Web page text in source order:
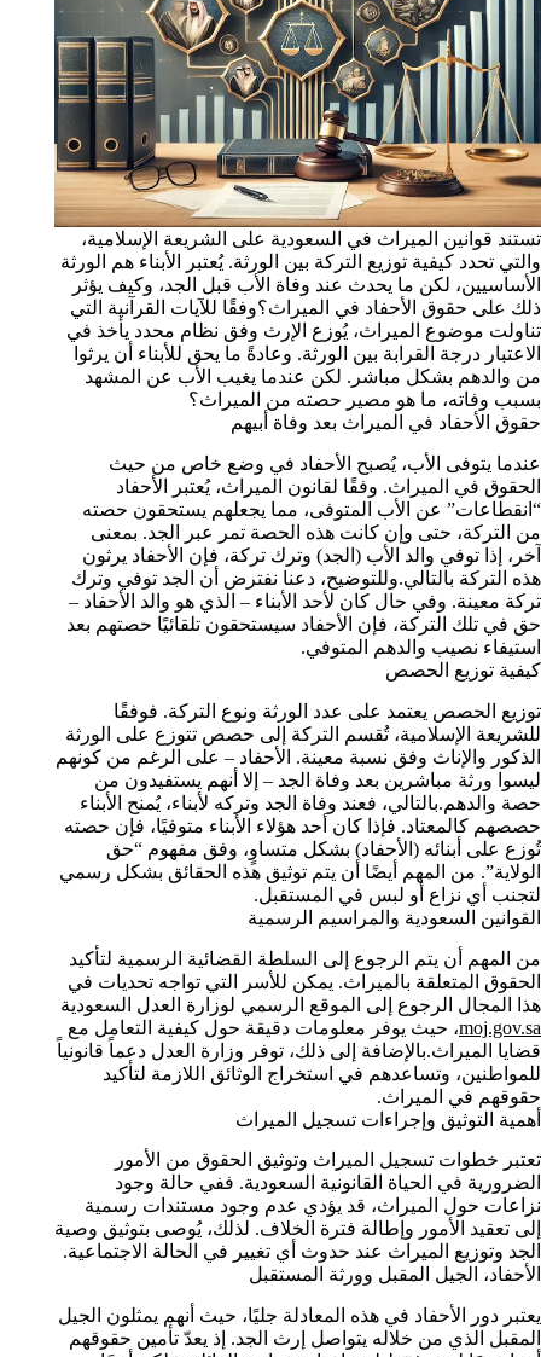
تستند قوانين الميراث في السعودية على الشريعة الإسلامية،
والتي تحدد كيفية توزيع التركة بين الورثة. يُعتبر الأبناء هم الورثة
الأساسيين، لكن ما يحدث عند وفاة الأب قبل الجد، وكيف يؤثر
ذلك على حقوق الأحفاد في الميراث؟وفقًا للآيات القرآنية التي
تناولت موضوع الميراث، يُوزع الإرث وفق نظام محدد يأخذ في
الاعتبار درجة القرابة بين الورثة. وعادةً ما يحق للأبناء أن يرثوا
من والدهم بشكل مباشر. لكن عندما يغيب الأب عن المشهد
بسبب وفاته، ما هو مصير حصته من الميراث؟
حقوق الأحفاد في الميراث بعد وفاة أبيهم
عندما يتوفى الأب، يُصبح الأحفاد في وضع خاص من حيث
الحقوق في الميراث. وفقًا لقانون الميراث، يُعتبر الأحفاد
“انقطاعات” عن الأب المتوفى، مما يجعلهم يستحقون حصته
من التركة، حتى وإن كانت هذه الحصة تمر عبر الجد. بمعنى
آخر، إذا توفي والد الأب (الجد) وترك تركة، فإن الأحفاد يرثون
هذه التركة بالتالي.وللتوضيح، دعنا نفترض أن الجد توفي وترك
تركة معينة. وفي حال كان لأحد الأبناء – الذي هو والد الأحفاد –
حق في تلك التركة، فإن الأحفاد سيستحقون تلقائيًا حصتهم بعد
استيفاء نصيب والدهم المتوفي.
كيفية توزيع الحصص
توزيع الحصص يعتمد على عدد الورثة ونوع التركة. فوفقًا
للشريعة الإسلامية، تُقسم التركة إلى حصص تتوزع على الورثة
الذكور والإناث وفق نسبة معينة. الأحفاد – على الرغم من كونهم
ليسوا ورثة مباشرين بعد وفاة الجد – إلا أنهم يستفيدون من
حصة والدهم.بالتالي، فعند وفاة الجد وتركه لأبناء، يُمنح الأبناء
حصصهم كالمعتاد. فإذا كان أحد هؤلاء الأبناء متوفيًا، فإن حصته
تُوزع على أبنائه (الأحفاد) بشكل متساوٍ، وفق مفهوم “حق
الولاية”. من المهم أيضًا أن يتم توثيق هذه الحقائق بشكل رسمي
لتجنب أي نزاع أو لبس في المستقبل.
القوانين السعودية والمراسيم الرسمية
من المهم أن يتم الرجوع إلى السلطة القضائية الرسمية لتأكيد
الحقوق المتعلقة بالميراث. يمكن للأسر التي تواجه تحديات في
هذا المجال الرجوع إلى الموقع الرسمي لوزارة العدل السعودية
moj.gov.sa، حيث يوفر معلومات دقيقة حول كيفية التعامل مع
قضايا الميراث.بالإضافة إلى ذلك، توفر وزارة العدل دعماً قانونياً
للمواطنين، وتساعدهم في استخراج الوثائق اللازمة لتأكيد
حقوقهم في الميراث.
أهمية التوثيق وإجراءات تسجيل الميراث
تعتبر خطوات تسجيل الميراث وتوثيق الحقوق من الأمور
الضرورية في الحياة القانونية السعودية. ففي حالة وجود
نزاعات حول الميراث، قد يؤدي عدم وجود مستندات رسمية
إلى تعقيد الأمور وإطالة فترة الخلاف. لذلك، يُوصى بتوثيق وصية
الجد وتوزيع الميراث عند حدوث أي تغيير في الحالة الاجتماعية.
الأحفاد، الجيل المقبل وورثة المستقبل
يعتبر دور الأحفاد في هذه المعادلة جليًا، حيث أنهم يمثلون الجيل
المقبل الذي من خلاله يتواصل إرث الجد. إذ يعدّ تأمين حقوقهم